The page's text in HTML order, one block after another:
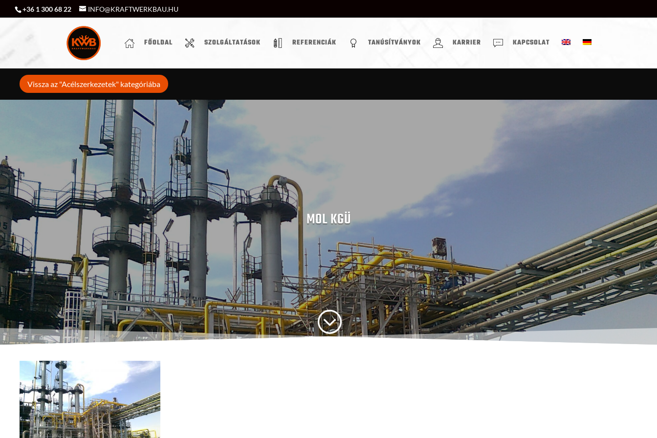
+36 1 300 68 22 INFO@KRAFTWERKBAU.HU
FŐOLDAL SZOLGÁLTATÁSOK REFERENCIÁK TANÚSÍTVÁNYOK KARRIER KAPCSOLAT
Vissza az "Acélszerkezetek" kategóriába
MOL KGÜ
;